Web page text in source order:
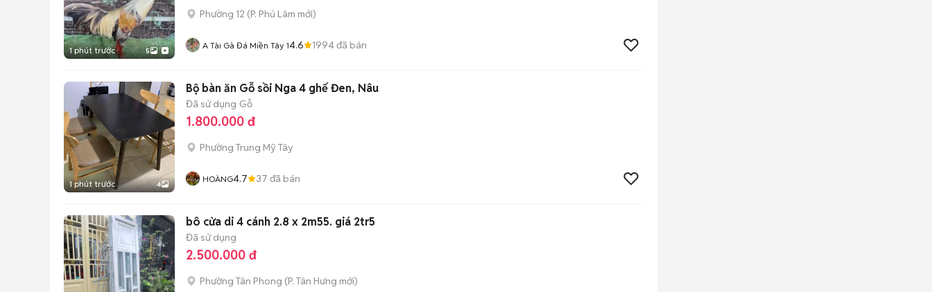
1 phút trước 5
Phường 12 (P. Phú Lâm mới)
A Tài Gà Đá Miền Tây 14.6 1994đã bán
1 phút trước 4
Bộ bàn ăn Gỗ sồi Nga 4 ghế Đen, Nâu
Đã sử dụng Gỗ
1.800.000 đ
Phường Trung Mỹ Tây
HOÀNG4.7 37 đã bán
bô cửa di 4 cánh 2.8 x 2m55. giá 2tr5
Đã sử dụng
2.500.000 đ
Phường Tân Phong (P. Tân Hưng mới)